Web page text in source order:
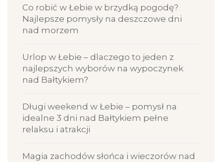
Co robić w Łebie w brzydką pogodę?
Najlepsze pomysły na deszczowe dni
nad morzem
Urlop w Łebie – dlaczego to jeden z
najlepszych wyborów na wypoczynek
nad Bałtykiem?
Długi weekend w Łebie – pomysł na
idealne 3 dni nad Bałtykiem pełne
relaksu i atrakcji
Magia zachodów słońca i wieczorów nad